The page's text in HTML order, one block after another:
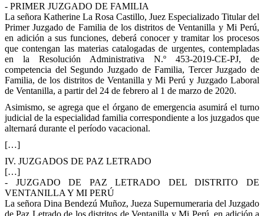
- PRIMER JUZGADO DE FAMILIA
La señora Katherine La Rosa Castillo, Juez Especializado Titular del
Primer Juzgado de Familia de los distritos de Ventanilla y Mi Perú,
en adición a sus funciones, deberá conocer y tramitar los procesos
que contengan las materias catalogadas de urgentes, contempladas
en la Resolución Administrativa N.º 453-2019-CE-PJ, de
competencia del Segundo Juzgado de Familia, Tercer Juzgado de
Familia, de los distritos de Ventanilla y Mi Perú y Juzgado Laboral
de Ventanilla, a partir del 24 de febrero al 1 de marzo de 2020.
Asimismo, se agrega que el órgano de emergencia asumirá el turno
judicial de la especialidad familia correspondiente a los juzgados que
alternará durante el período vacacional.
[…]
IV. JUZGADOS DE PAZ LETRADO
[…]
- JUZGADO DE PAZ LETRADO DEL DISTRITO DE
VENTANILLA Y MI PERÚ
La señora Dina Bendezú Muñoz, Jueza Supernumeraria del Juzgado
de Paz Letrado de los distritos de Ventanilla y Mi Perú, en adición a